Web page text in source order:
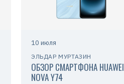
10 июля
ЭЛЬДАР МУРТАЗИН
ОБЗОР СМАРТФОНА HUAWEI
NOVA Y74